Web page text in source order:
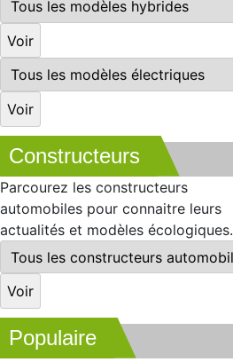
Constructeurs
Parcourez les constructeurs
automobiles pour connaitre leurs
actualités et modèles écologiques.
Populaire